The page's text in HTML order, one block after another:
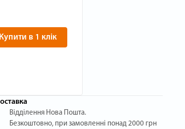
Купити в 1 клік
Відділення Нова Пошта.
Безкоштовно, при замовленні понад 2000 грн